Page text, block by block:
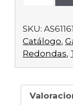
SKU:
Catálogo,
Redondas,